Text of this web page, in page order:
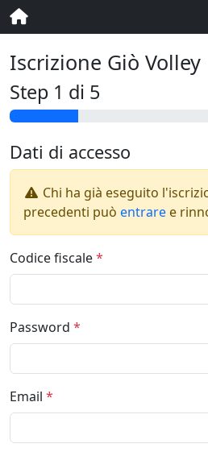
Iscrizione Giò Volley
Step 1 di 5
Dati di accesso
Chi ha già eseguito
precedenti può entrare e
Codice fiscale
Password
Email